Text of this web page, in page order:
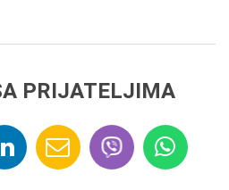
PRIJATELJIMA